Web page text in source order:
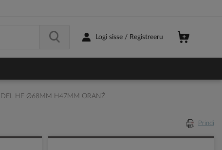
Logi sisse / Registreeru
HF Ø68MM H47MM ORANŹ
Prindi